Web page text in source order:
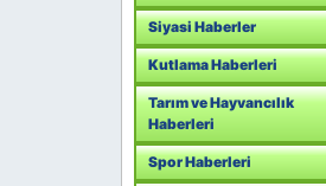
Siyasi Haberler
Kutlama Haberleri
Tarım ve Hayvancılık
Haberleri
Spor Haberleri